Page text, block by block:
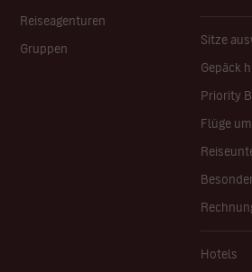
Reiseagenturen
Gruppen
Sitze
Gepäck
Priority
Flüge
Hotels